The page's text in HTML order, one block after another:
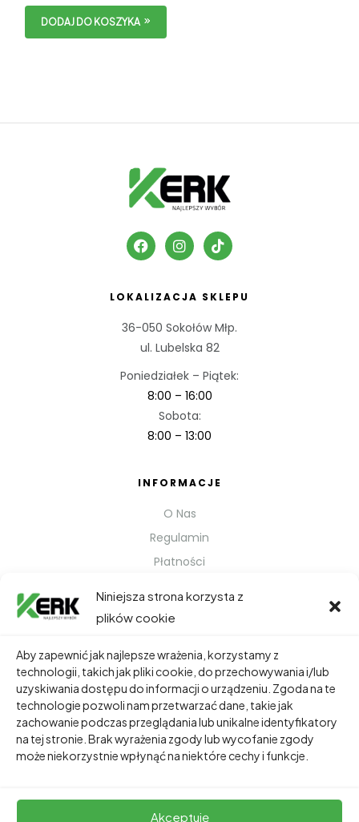
Niniejsza strona korzysta z
plików cookie
Aby zapewnić jak najlepsze wrażenia, korzystamy z
technologii, takich jak pliki cookie, do przechowywania i/lub
uzyskiwania dostępu do informacji o urządzeniu. Zgoda na te
technologie pozwoli nam przetwarzać dane, takie jak
zachowanie podczas przeglądania lub unikalne identyfikatory
na tej stronie. Brak wyrażenia zgody lub wycofanie zgody
może niekorzystnie wpłynąć na niektóre cechy i funkcje.
Akceptuję
DODAJ DO KOSZYKA
LOKALIZACJA SKLEPU
36-050 Sokołów Młp.
ul. Lubelska 82
Poniedziałek – Piątek:
8:00 – 16:00
Sobota:
8:00 – 13:00
INFORMACJE
O Nas
Regulamin
Płatności
TWOJE KONTO
Dane Osobowe
Zamówienia
Adresy